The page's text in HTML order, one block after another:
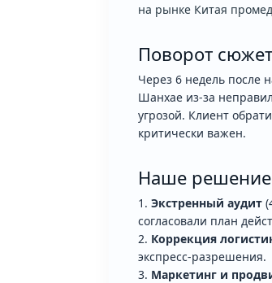
на рынке Китая
Поворот
Через 6 недель после
Шанхае из-за
угрозой. Клиент
критически важен.
Наше
Экстренный аудит
согласовали план
Коррекция
экспресс-разрешения.
Маркетинг и